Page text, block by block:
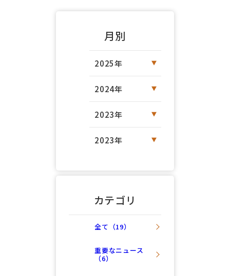
月別
2025年
2024年
2023年
2023年
カテゴリ
全て（19）
重要なニュース
（6）